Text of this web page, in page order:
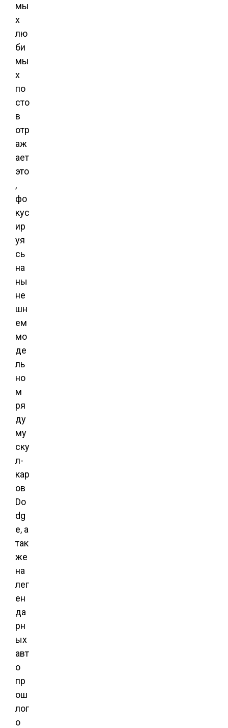
мы
х
лю
би
мы
х
по
сто
в
отр
аж
ает
это
,
фо
кус
ир
уя
сь
на
ны
не
шн
ем
мо
де
ль
но
м
ря
ду
му
ску
л-
кар
ов
Do
dg
e, а
так
же
на
лег
ен
да
рн
ых
авт
о
пр
ош
лог
о